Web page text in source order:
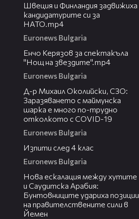
Швеция и Финландия задвижиха
кандидатурите си за
НАТО.mp4
Euronews Bulgaria
Енчо Керязов за спектакъла
"Нощ на звездите".mp4
Euronews Bulgaria
Д-р Михаил Околийски, СЗО:
Заразяването с маймунска
шарка е много по-трудно
отколкото с COVID-19
Euronews Bulgaria
Изпити след 4 клас
Euronews Bulgaria
Нова ескалация между хутите
и Саудитска Арабия:
Бунтовниците удариха позиции
на правителствените сили в
Йемен